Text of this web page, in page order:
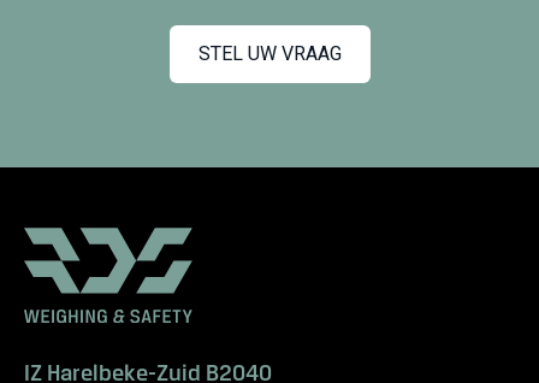
STEL UW VRAAGC
l
k
IZ Harelbeke-Zuid B2040